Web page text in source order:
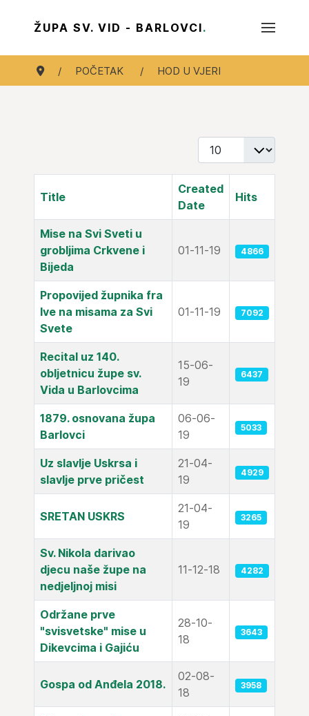
ŽUPA SV. VID - BARLOVCI.
POČETAK HOD U VJERI
Display #
Articles
Title
Created
Date
Hits
Mise na Svi Sveti u
grobljima Crkvene i
Bijeda
01-11-19 4866
Propovijed župnika fra
Ive na misama za Svi
Svete
01-11-19 7092
Recital uz 140.
obljetnicu župe sv.
Vida u Barlovcima
15-06-
19
6437
1879. osnovana župa
Barlovci
06-06-
19
5033
Uz slavlje Uskrsa i
slavlje prve pričest
21-04-
19
4929
SRETAN USKRS
21-04-
19
3265
Sv. Nikola darivao
djecu naše župe na
nedjeljnoj misi
11-12-18 4282
Održane prve
"svisvetske" mise u
Dikevcima i Gajiću
28-10-
18
3643
Gospa od Anđela 2018.
02-08-
18
3958